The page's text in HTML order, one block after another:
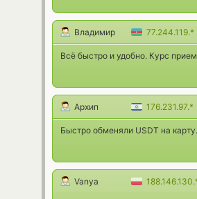
Владимир 77.244.119.*
Всё быстро и удобно. Курс
Архип 176.231.97.*
Быстро обменяли USDT на
Vanya